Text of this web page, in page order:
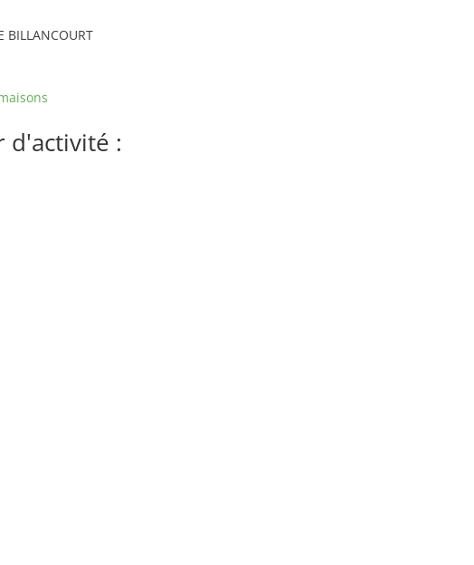
BILLANCOURT
d'activité :